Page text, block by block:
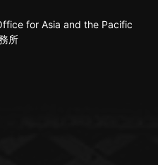
for Asia and the Pacific
所